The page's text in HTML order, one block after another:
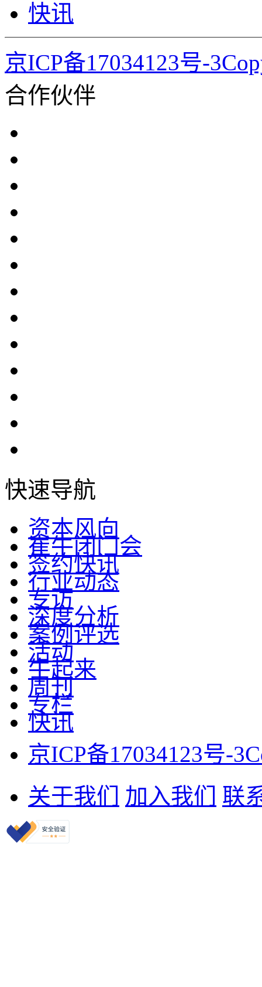
快讯
京ICP备17034123号-
合作伙伴
快速导航
资本风向
崔牛闭门会
签约快讯
行业动态
专访
深度分析
案例评选
活动
牛起来
周刊
专栏
快讯
京ICP备17034123号-3
关于我们
加入我们 联